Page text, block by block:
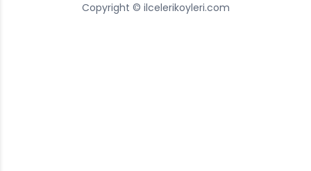
Copyright © ilcelerikoyleri.com